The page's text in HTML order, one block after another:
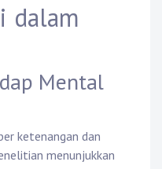
dalam
Mental
ketenangan dan
menunjukkan